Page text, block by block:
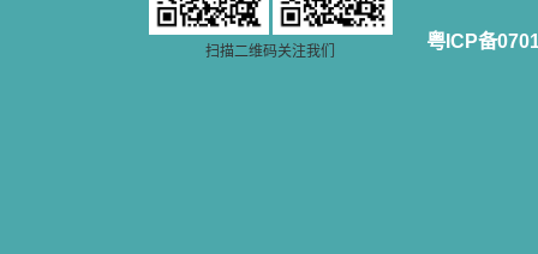
扫描二维码关注我们 粤ICP备